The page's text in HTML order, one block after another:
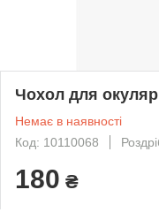
Чохол для
Немає в наявності
Код: 10110068
180 ₴